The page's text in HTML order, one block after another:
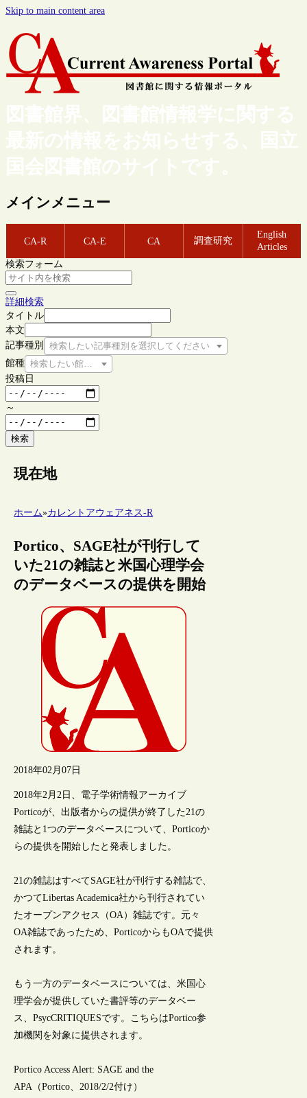
Skip to main content area
図書館界、図書館情報学に関する
最新の情報をお知らせする、国立
国会図書館のサイトです。
メインメニュー
CA-R CA-E CA 調査研究
English
Articles
検索フォーム
詳細検索
タイトル
本文
記事種別
検索したい記事種別を選択してください
館種 検索したい館種を選択してください
投稿日
～
検索
現在地
ホーム»カレントアウェアネス-R
Portico、SAGE社が刊行して
いた21の雑誌と米国心理学会
のデータベースの提供を開始
2018年02月07日
2018年2月2日、電子学術情報アーカイブ
Porticoが、出版者からの提供が終了した21の
雑誌と1つのデータベースについて、Porticoか
らの提供を開始したと発表しました。
21の雑誌はすべてSAGE社が刊行する雑誌で、
かつてLibertas Academica社から刊行されてい
たオープンアクセス（OA）雑誌です。元々
OA雑誌であったため、PorticoからもOAで提供
されます。
もう一方のデータベースについては、米国心
理学会が提供していた書評等のデータベー
ス、PsycCRITIQUESです。こちらはPortico参
加機関を対象に提供されます。
Portico Access Alert: SAGE and the
APA（Portico、2018/2/2付け）